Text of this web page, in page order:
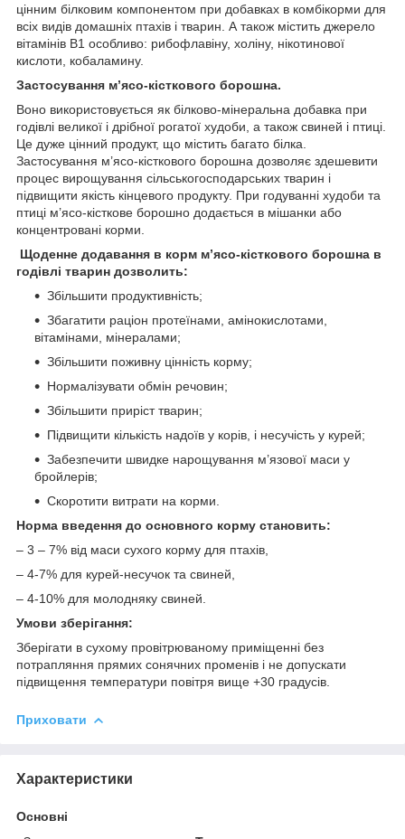
цінним білковим компонентом при добавках в комбікорми для
всіх видів домашніх птахів і тварин. А також містить джерело
вітамінів В1 особливо: рибофлавіну, холіну, нікотинової
кислоти, кобаламину.
Застосування м’ясо-кісткового борошна.
Воно використовується як білково-мінеральна добавка при
годівлі великої і дрібної рогатої худоби, а також свиней і птиці.
Це дуже цінний продукт, що містить багато білка.
Застосування м’ясо-кісткового борошна дозволяє здешевити
процес вирощування сільськогосподарських тварин і
підвищити якість кінцевого продукту. При годуванні худоби та
птиці м’ясо-кісткове борошно додається в мішанки або
концентровані корми.
Щоденне додавання в корм м’ясо-кісткового борошна в
годівлі тварин дозволить:
Збільшити продуктивність;
Збагатити раціон протеїнами, амінокислотами,
вітамінами, мінералами;
Збільшити поживну цінність корму;
Нормалізувати обмін речовин;
Збільшити приріст тварин;
Підвищити кількість надоїв у корів, і несучість у курей;
Забезпечити швидке нарощування м’язової маси у
бройлерів;
Скоротити витрати на корми.
Норма введення до основного корму становить:
– 3 – 7% від маси сухого корму для птахів,
– 4-7% для курей-несучок та свиней,
– 4-10% для молодняку ​​свиней.
Умови зберігання:
Зберігати в сухому провітрюваному приміщенні без
потрапляння прямих сонячних променів і не допускати
підвищення температури повітря вище +30 градусів.
Приховати
Характеристики
Основні